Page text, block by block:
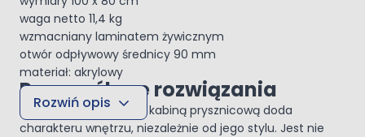
waga netto 11,4 kg
wzmacniany laminatem żywicznym
otwór odpływowy średnicy 90 mm
materiał: akrylowy
Przemyślane rozwiązania
Brodzik w połączeniu z kabiną prysznicową doda
charakteru wnętrzu, niezależnie od jego stylu. Jest nie
Rozwiń opis